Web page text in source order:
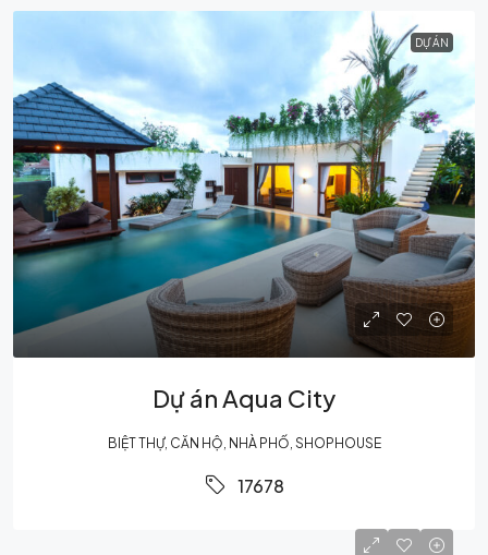
DỰ ÁN
Dự án Aqua City
BIỆT THỰ, CĂN HỘ, NHÀ PHỐ, SHOPHOUSE
17678